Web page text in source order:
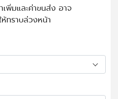
เพิ่มและค่าขนส่ง อาจ
ทราบล่วงหน้า